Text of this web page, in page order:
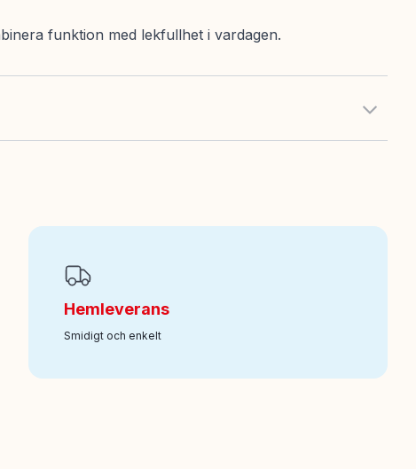
funktion med lekfullhet i vardagen.
Hemleverans
Smidigt och enkelt